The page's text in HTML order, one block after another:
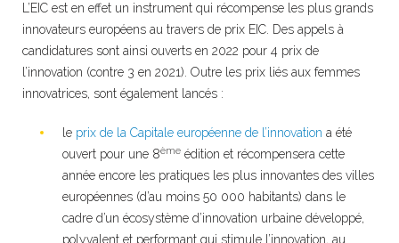
L’EIC est en effet un instrument qui récompense les plus grands
innovateurs européens au travers de prix EIC. Des appels à
candidatures sont ainsi ouverts en 2022 pour 4 prix de
l’innovation (contre 3 en 2021). Outre les prix liés aux femmes
innovatrices, sont également lancés :
le prix ​​de la Capitale européenne de l’innovation a été
ouvert pour une 8ème édition et récompensera cette
année encore les pratiques les plus innovantes des villes
européennes (d’au moins 50 000 habitants) dans le
cadre d’un écosystème d’innovation urbaine développé,
polyvalent et performant qui stimule l’innovation, au